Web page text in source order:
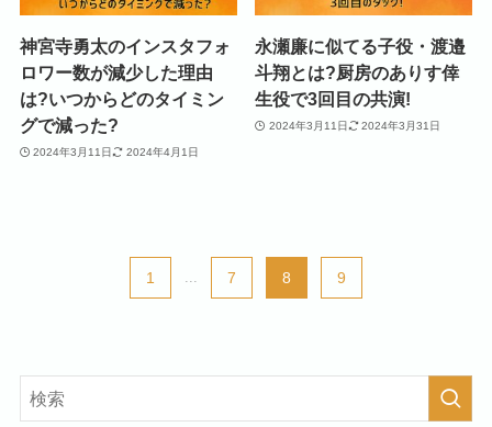
神宮寺勇太のインスタフォ
ロワー数が減少した理由
は?いつからどのタイミン
グで減った?
2024年3月11日 2024年4月1日
永瀬廉に似てる子役・渡邉
斗翔とは?厨房のありす倖
生役で3回目の共演!
2024年3月11日 2024年3月31日
1 7 8 9